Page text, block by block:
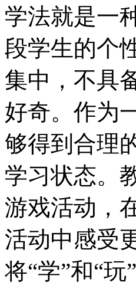
学法就是一
段学生的个
集中，不具
好奇。作为
够得到合理
学习状态。
游戏活动，
活动中感受
将“学”和“